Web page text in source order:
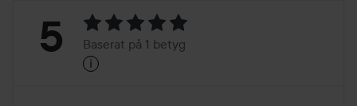
Betyg:
Baserat
5 Baserat på 1 betyg
i